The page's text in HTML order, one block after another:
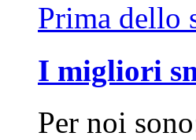
Prima dello
I migliori
Per noi